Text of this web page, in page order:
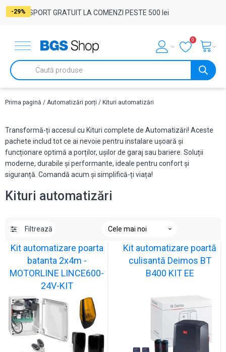
TRANSPORT GRATUIT LA COMENZI PESTE 500 lei
0
Products
search
Prima pagină / Automatizări porți / Kituri automatizări
Transformă-ți accesul cu Kituri complete de Automatizări! Aceste
pachete includ tot ce ai nevoie pentru instalare ușoară și
funcționare optimă a porților, ușilor de garaj sau bariere. Soluții
moderne, durabile și performante, ideale pentru confort și
siguranță. Comandă acum și simplifică-ți viața!
Kituri automatizări
Filtrează
-10%
Kit automatizare poarta
batanta 2x4m -
MOTORLINE LINCE600-
24V-KIT
Kit automatizare poartă
culisantă Deimos BT
B400 KIT EE
-8%
-10%
-10%
-10%
-10%
-10%
-10%
-10%
-10%
-10%
-29%